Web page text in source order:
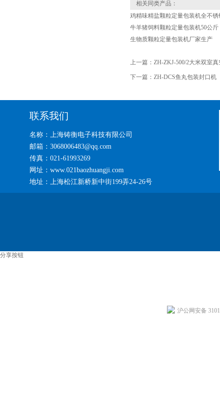
相关同类产品：
鸡精味精盐颗粒定量包装机全不
牛羊猪饲料颗粒定量包装机50公斤
生物质颗粒定量包装机厂家生产
上一篇： ZH-ZKJ-500/2大米双室
下一篇： ZH-DCS鱼丸包装封口机
联系我们
名称：上海铸衡电子科技有限公司
邮箱：3068006483@qq.com
传真：021-61993269
网址：www.021baozhuangji.com
地址：上海松江新桥新中街199弄24-26号
分享按钮
沪公网安备